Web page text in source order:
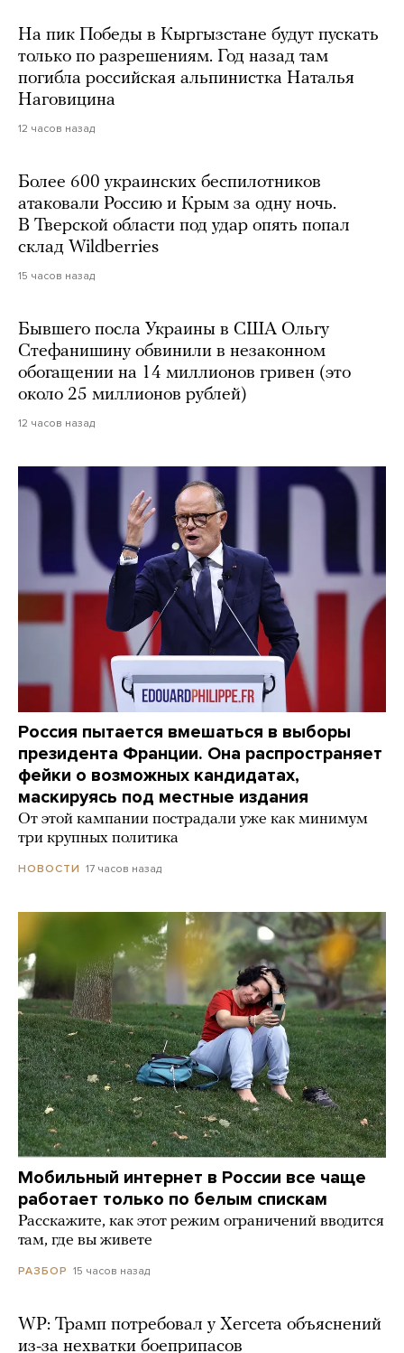
На пик Победы в Кыргызстане будут пускать
только по разрешениям. Год назад там
погибла российская альпинистка Наталья
Наговицина
12 часов назад
Более 600 украинских беспилотников
атаковали Россию и Крым за одну ночь.
В Тверской области под удар опять попал
склад Wildberries
15 часов назад
Бывшего посла Украины в США Ольгу
Стефанишину обвинили в незаконном
обогащении на 14 миллионов гривен (это
около 25 миллионов рублей)
12 часов назад
Россия пытается вмешаться в выборы
президента Франции. Она распространяет
фейки о возможных кандидатах,
маскируясь под местные издания
От этой кампании пострадали уже как минимум
три крупных политика
НОВОСТИ 17 часов назад
Мобильный интернет в России все чаще
работает только по белым спискам
Расскажите, как этот режим ограничений вводится
там, где вы живете
РАЗБОР 15 часов назад
WP: Трамп потребовал у Хегсета объяснений
из-за нехватки боеприпасов